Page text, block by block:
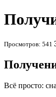
Просмотров: 541
Всё просто: